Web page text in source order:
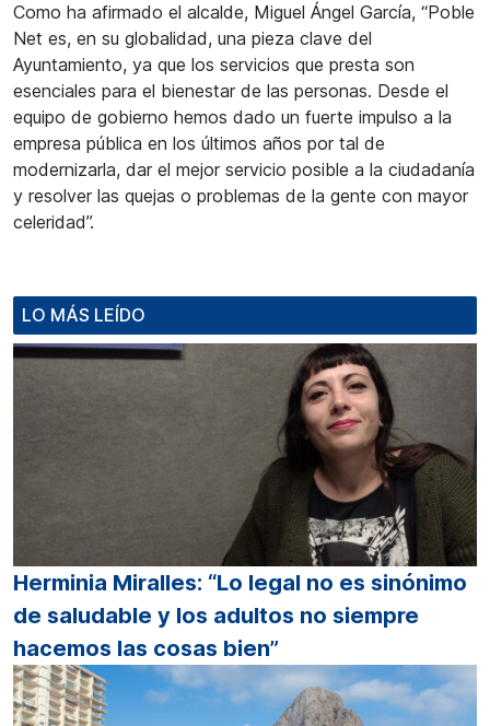
Como ha afirmado el alcalde, Miguel Ángel García, “Poble
Net es, en su globalidad, una pieza clave del
Ayuntamiento, ya que los servicios que presta son
esenciales para el bienestar de las personas. Desde el
equipo de gobierno hemos dado un fuerte impulso a la
empresa pública en los últimos años por tal de
modernizarla, dar el mejor servicio posible a la ciudadanía
y resolver las quejas o problemas de la gente con mayor
celeridad”.
LO MÁS LEÍDO
Herminia Miralles: “Lo legal no es sinónimo
de saludable y los adultos no siempre
hacemos las cosas bien”